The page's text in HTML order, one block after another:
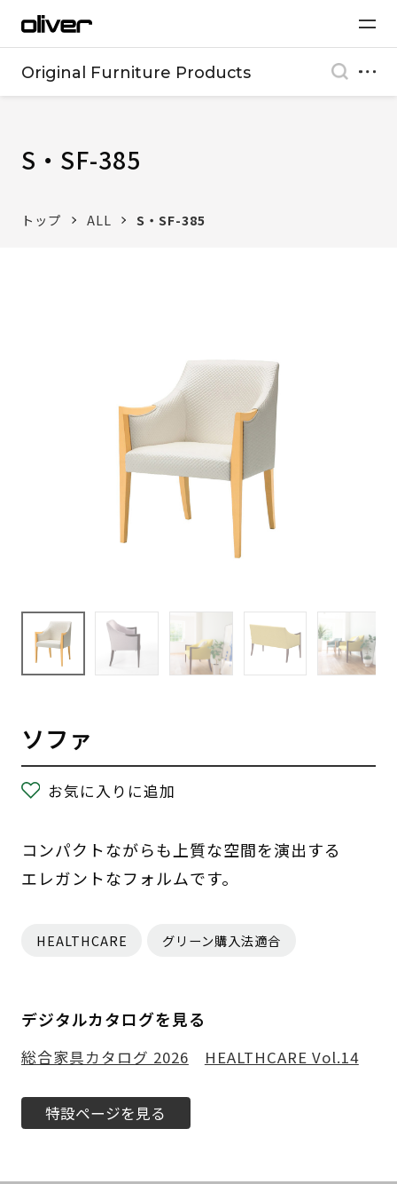
Original Furniture Products
S・SF-385
トップ ALL S・SF-385
ソファ
お気に入りに追加
コンパクトながらも上質な空間を演出する
エレガントなフォルムです。
HEALTHCARE グリーン購入法適合
デジタルカタログを見る
総合家具カタログ 2026 HEALTHCARE Vol.14
特設ページを見る